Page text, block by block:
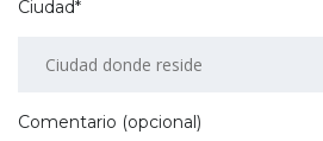
Ciudad*
Comentario (opcional)